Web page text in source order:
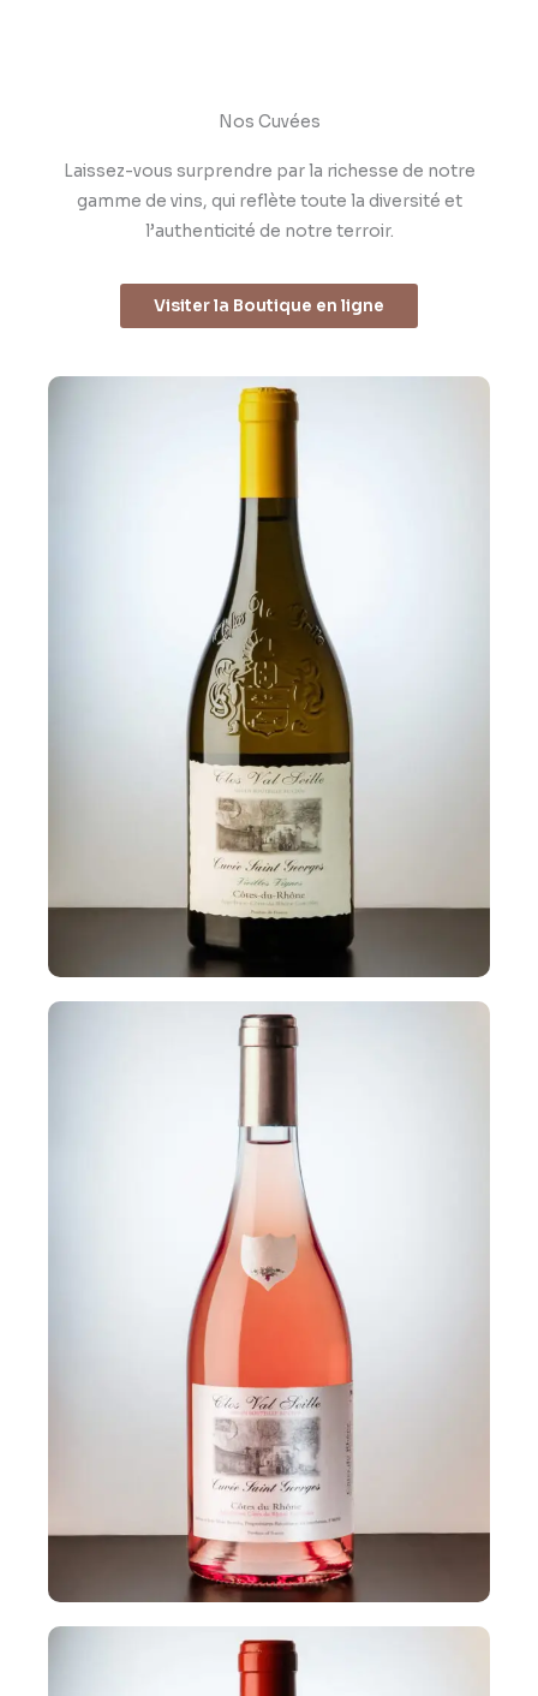
Nos Cuvées
Laissez-vous surprendre par la richesse de notre
gamme de vins, qui reflète toute la diversité et
l’authenticité de notre terroir.
Visiter la Boutique en ligne